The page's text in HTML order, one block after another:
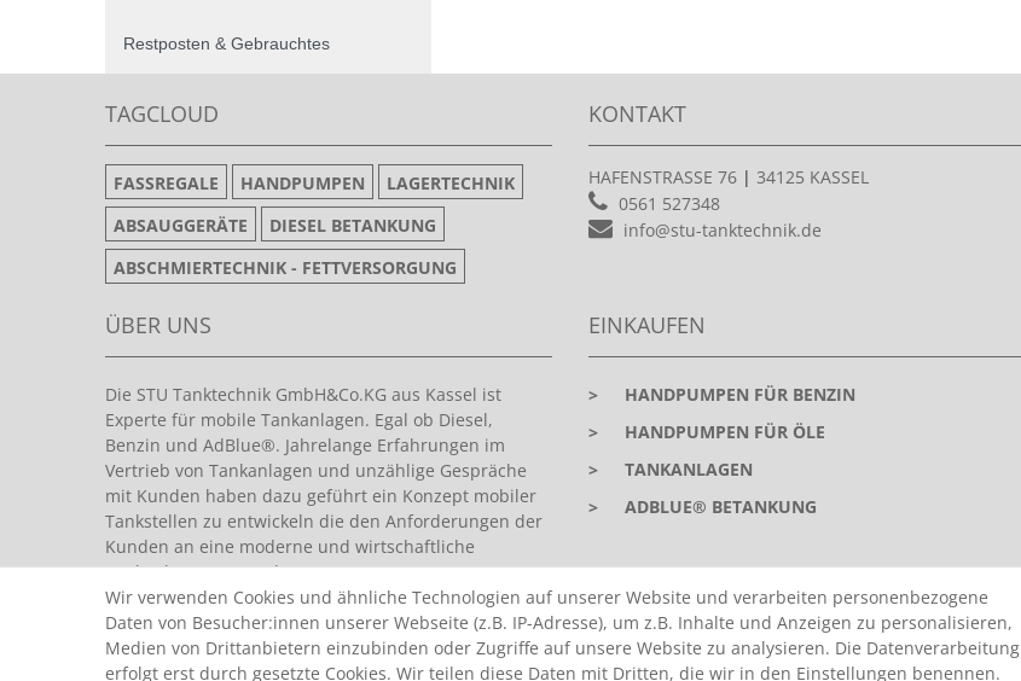
Restposten & Gebrauchtes
TAGCLOUD
FASSREGALE HANDPUMPEN
LAGERTECHNIK
ABSAUGGERÄTE
DIESEL BETANKUNG
ABSCHMIERTECHNIK - FETTVERSORGUNG
KONTAKT
HAFENSTRASSE 76 | 34125 KASSEL
0561 527348
info@stu-tanktechnik.de
ÜBER UNS
Die STU Tanktechnik GmbH&Co.KG aus Kassel ist
Experte für mobile Tankanlagen. Egal ob Diesel,
Benzin und AdBlue®. Jahrelange Erfahrungen im
Vertrieb von Tankanlagen und unzählige Gespräche
mit Kunden haben dazu geführt ein Konzept mobiler
Tankstellen zu entwickeln die den Anforderungen der
Kunden an eine moderne und wirtschaftliche
Tankanlage entsprechen.
EINKAUFEN
>
HANDPUMPEN FÜR BENZIN
>
HANDPUMPEN FÜR ÖLE
>
TANKANLAGEN
>
ADBLUE® BETANKUNG
Wir verwenden Cookies und ähnliche Technologien auf unserer Website und verarbeiten personenbezogene
Daten von Besucher:innen unserer Webseite (z.B. IP-Adresse), um z.B. Inhalte und Anzeigen zu personalisieren,
Medien von Drittanbietern einzubinden oder Zugriffe auf unsere Website zu analysieren. Die Datenverarbeitung
erfolgt erst durch gesetzte Cookies. Wir teilen diese Daten mit Dritten, die wir in den Einstellungen benennen.